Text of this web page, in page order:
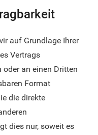
auf Grundlage Ihrer
Vertrags
an einen Dritten
Format
die direkte
dies nur, soweit es